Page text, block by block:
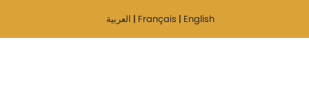
العربية | Français | English